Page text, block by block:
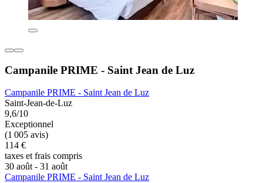
Campanile PRIME - Saint Jean de Luz
Campanile PRIME - Saint Jean de Luz
Saint-Jean-de-Luz
9,6/10
Exceptionnel
(1 005 avis)
114 €
taxes et frais compris
30 août - 31 août
Campanile PRIME - Saint Jean de Luz